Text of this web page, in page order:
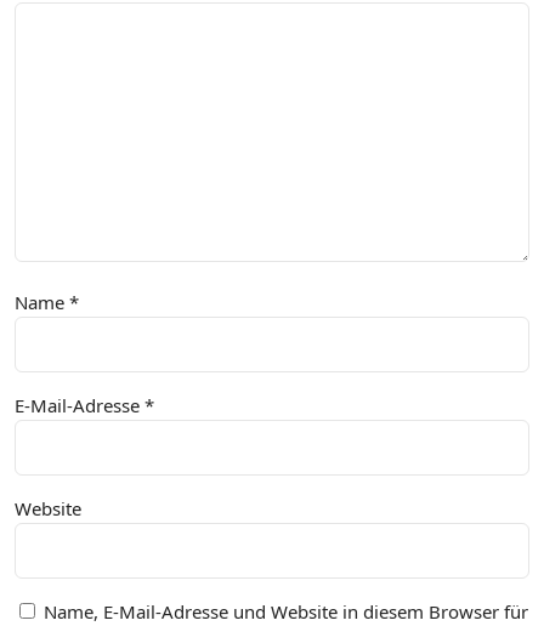
Name *
E-Mail-Adresse *
Website
Name, E-Mail-Adresse und Website in diesem Browser für